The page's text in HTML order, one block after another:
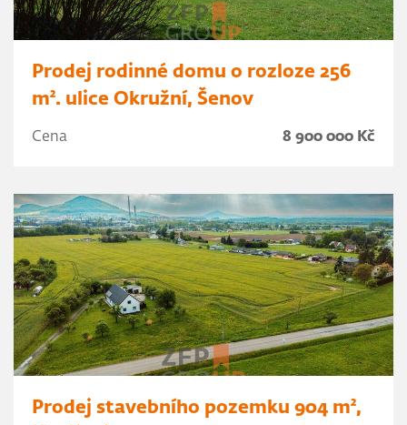
Prodej rodinné domu o rozloze 256
m². ulice Okružní, Šenov
Cena 8 900 000 Kč
Prodej stavebního pozemku 904 m²,